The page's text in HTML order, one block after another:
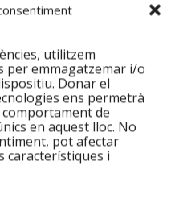
utilitzem
per emmagatzemar i/o
Donar el
ens permetrà
de
en aquest lloc. No
pot afectar
característiques i
s’omple de
per